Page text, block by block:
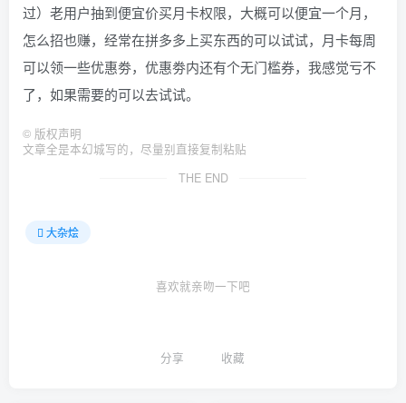
过）老用户抽到便宜价买月卡权限，大概可以便宜一个月，
怎么招也赚，经常在拼多多上买东西的可以试试，月卡每周
可以领一些优惠劵，优惠劵内还有个无门槛券，我感觉亏不
了，如果需要的可以去试试。
© 版权声明
文章全是本幻城写的，尽量别直接复制粘贴
THE END
大杂烩
喜欢就亲吻一下吧
分享 收藏